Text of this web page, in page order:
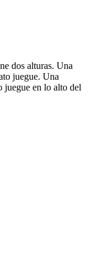
dos alturas. Una
juegue. Una
juegue en lo alto del